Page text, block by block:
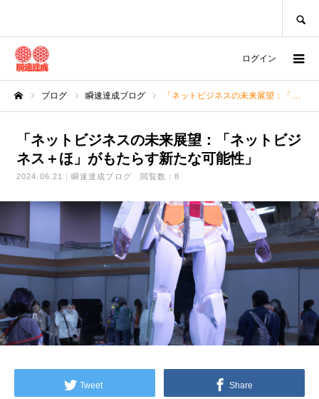
ログイン
ブログ 瞬速達成ブログ 「ネットビジネスの未来展望：「ネットビジネス＋ほ」がもたらす新たな可能性」
「ネットビジネスの未来展望：「ネットビジ
ネス＋ほ」がもたらす新たな可能性」
2024.06.21 瞬速達成ブログ 閲覧数：8
Tweet Share